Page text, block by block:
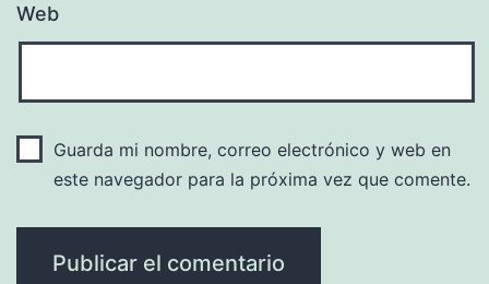
Web
Guarda mi nombre, correo electrónico y web en
este navegador para la próxima vez que comente.